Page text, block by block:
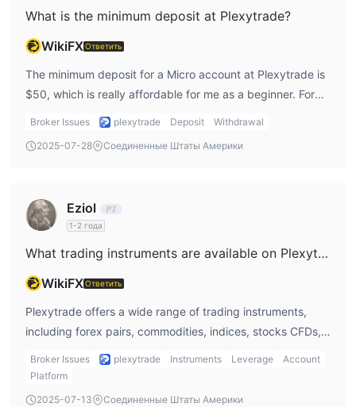
What is the minimum deposit at Plexytrade?
WikiFXОтветить
The minimum deposit for a Micro account at Plexytrade is
$50, which is really affordable for me as a beginner. For
higher-tier accounts like the Silver or Platinum accounts,
account is a great place for anyone starting out.
Broker Issues plexytrade Deposit
Withdrawal
2025-07-28
Соединенные Штаты Америки
Eziol
1-2 года
What trading instruments are available on Plexytrade?
WikiFXОтветить
Plexytrade offers a wide range of trading instruments,
including forex pairs, commodities, indices, stocks CFDs,
and cryptocurrencies. I like that I have access to different
markets for diversification, but I would have liked to see
bonds or ETFs as well.
Broker Issues plexytrade Instruments Leverage
Account
Platform
2025-07-13
Соединенные Штаты Америки